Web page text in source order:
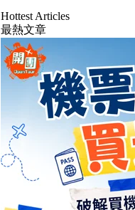
Hottest Articles
最熱文章